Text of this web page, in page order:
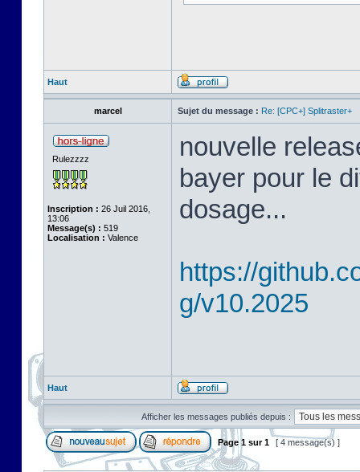
Haut
marcel Sujet du message : Re: [CPC+] Splitraster+
Rulezzzz
Inscription : 26 Juil 2016,
13:06
Message(s) : 519
Localisation : Valence
nouvelle
bayer pour le
dosage...
https://
g/v10.2025
Haut
Afficher les messages publiés depuis :
Page 1 sur1 [ 4 message(s) ]